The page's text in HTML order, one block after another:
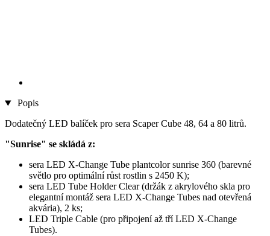
Popis
Dodatečný LED balíček pro sera Scaper Cube 48, 64 a 80 litrů.
"Sunrise" se skládá z:
sera LED X-Change Tube plantcolor sunrise 360 (barevné
světlo pro optimální růst rostlin s 2450 K);
sera LED Tube Holder Clear (držák z akrylového skla pro
elegantní montáž sera LED X-Change Tubes nad otevřená
akvária), 2 ks;
LED Triple Cable (pro připojení až tří LED X-Change
Tubes).